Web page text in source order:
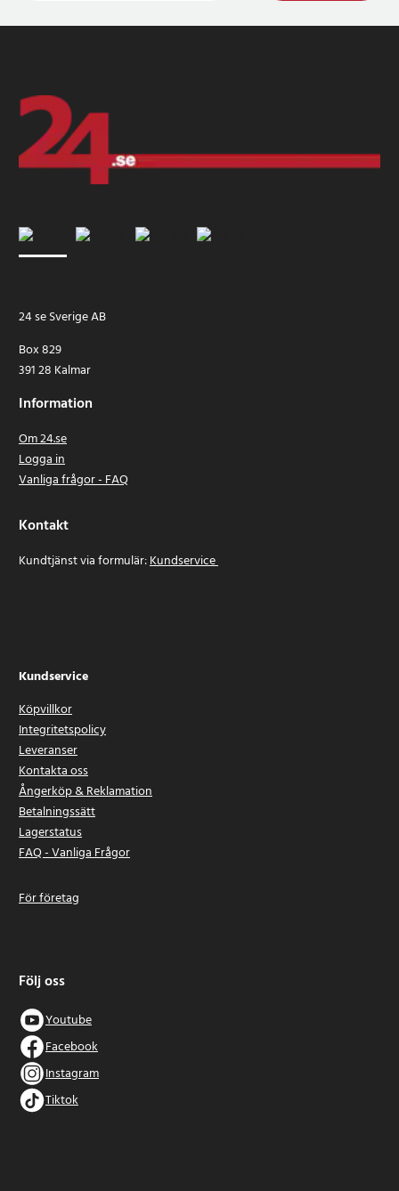
24 se Sverige AB
Box 829
391 28 Kalmar
Information
Om 24.se
Logga in
Vanliga frågor - FAQ
Kontakt
Kundtjänst via formulär:Kundservice
Kundservice
Köpvillkor
Integritetspolicy
Leveranser
Kontakta oss
Ångerköp & Reklamation
Betalningssätt
Lagerstatus
FAQ - Vanliga Frågor
För företag
Följ oss
Youtube
Facebook
Instagram
Tiktok